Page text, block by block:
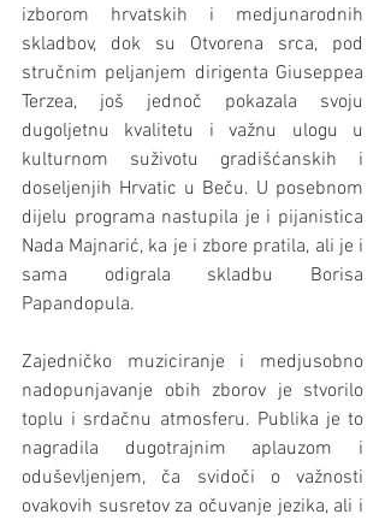
izborom hrvatskih i medjunarodnih
skladbov, dok su Otvorena srca, pod
stručnim peljanjem dirigenta Giuseppea
Terzea, još jednoč pokazala svoju
dugoljetnu kvalitetu i važnu ulogu u
kulturnom suživotu gradišćanskih i
doseljenjih Hrvatic u Beču. U posebnom
dijelu programa nastupila je i pijanistica
Nada Majnarić, ka je i zbore pratila, ali je i
sama odigrala skladbu Borisa
Papandopula.
Zajedničko muziciranje i medjusobno
nadopunjavanje obih zborov je stvorilo
toplu i srdačnu atmosferu. Publika je to
nagradila dugotrajnim aplauzom i
oduševljenjem, ča svidoči o važnosti
ovakovih susretov za očuvanje jezika, ali i